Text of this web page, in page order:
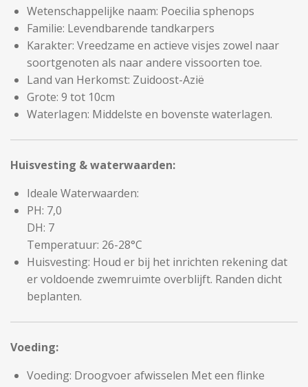
Wetenschappelijke naam: Poecilia sphenops
Familie: Levendbarende tandkarpers
Karakter: Vreedzame en actieve visjes zowel naar
soortgenoten als naar andere vissoorten toe.
Land van Herkomst: Zuidoost-Azië
Grote: 9 tot 10cm
Waterlagen: Middelste en bovenste waterlagen.
Huisvesting & waterwaarden:
Ideale Waterwaarden:
PH: 7,0
DH: 7
Temperatuur: 26-28°C
Huisvesting: Houd er bij het inrichten rekening dat
er voldoende zwemruimte overblijft. Randen dicht
beplanten.
Voeding:
Voeding: Droogvoer afwisselen Met een flinke